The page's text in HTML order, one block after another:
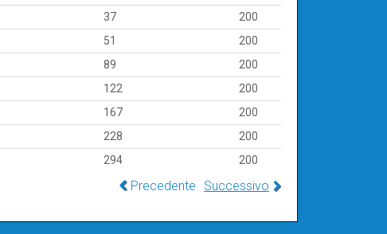
37 200
51 200
89 200
122 200
167 200
228 200
294 200
Precedente Successivo